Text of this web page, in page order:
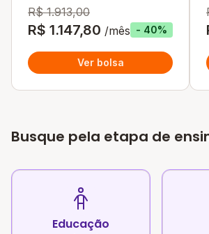
R$ 1.913,00
R$ 1.147,80 /mês - 40%
Ver bolsa
Busque pela etapa de
Educação